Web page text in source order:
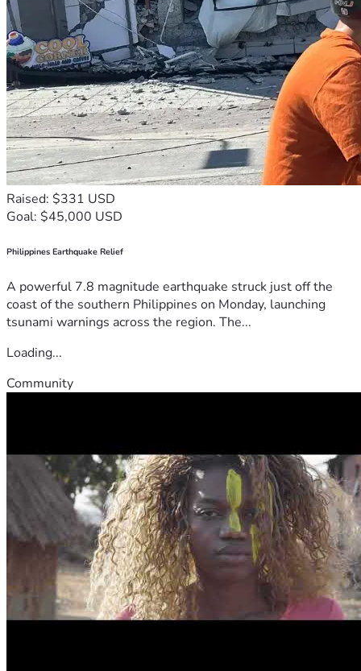
Raised: $331 USD
Goal: $45,000 USD
Philippines Earthquake Relief
A powerful 7.8 magnitude earthquake struck just off the
coast of the southern Philippines on Monday, launching
tsunami warnings across the region. The...
Loading...
Community